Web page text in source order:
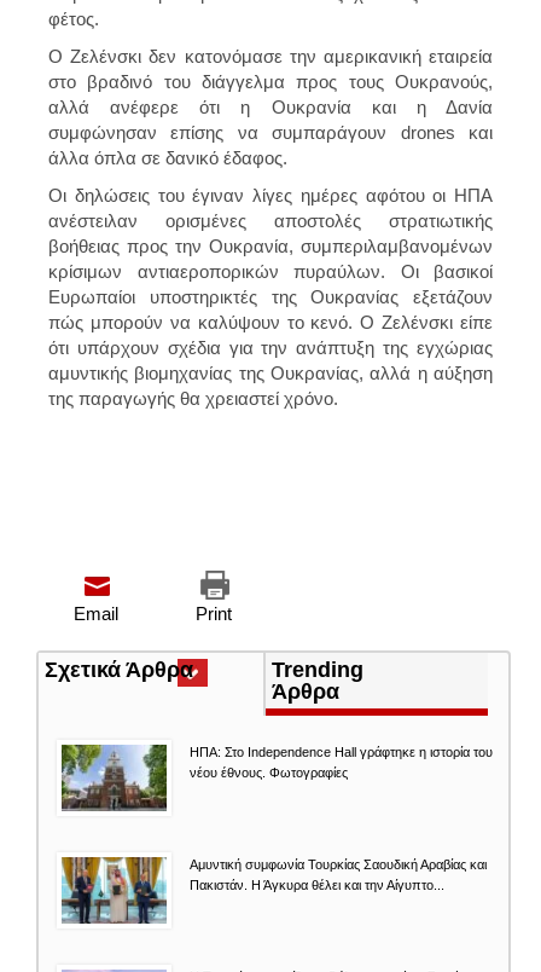
φέτος.
Ο Ζελένσκι δεν κατονόμασε την αμερικανική εταιρεία
στο βραδινό του διάγγελμα προς τους Ουκρανούς,
αλλά ανέφερε ότι η Ουκρανία και η Δανία
συμφώνησαν επίσης να συμπαράγουν drones και
άλλα όπλα σε δανικό έδαφος.
Οι δηλώσεις του έγιναν λίγες ημέρες αφότου οι ΗΠΑ
ανέστειλαν ορισμένες αποστολές στρατιωτικής
βοήθειας προς την Ουκρανία, συμπεριλαμβανομένων
κρίσιμων αντιαεροπορικών πυραύλων. Οι βασικοί
Ευρωπαίοι υποστηρικτές της Ουκρανίας εξετάζουν
πώς μπορούν να καλύψουν το κενό. Ο Ζελένσκι είπε
ότι υπάρχουν σχέδια για την ανάπτυξη της εγχώριας
αμυντικής βιομηχανίας της Ουκρανίας, αλλά η αύξηση
της παραγωγής θα χρειαστεί χρόνο.
Print
Email
Σχετικά Άρθρα(ενεργή
καρτέλα)
Trending
Άρθρα
ΗΠΑ: Στο Independence Hall γράφτηκε η ιστορία του
νέου έθνους. Φωτογραφίες
Αμυντική συμφωνία Τουρκίας Σαουδική Αραβίας και
Πακιστάν. Η Άγκυρα θέλει και την Αίγυπτο...